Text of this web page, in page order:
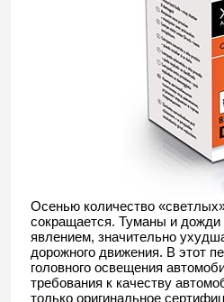
Осенью количество
сокращается. Туманы и дожди
явлением, значительно
дорожного движения. В этот
головного освещения
требования к качеству
только оригинальное